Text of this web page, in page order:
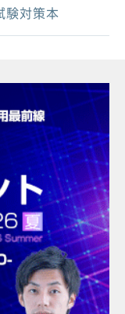
験対策本